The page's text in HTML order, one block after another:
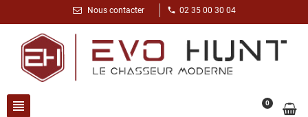
Nous contacter phone 02 35 00 30 04
view_headline 0